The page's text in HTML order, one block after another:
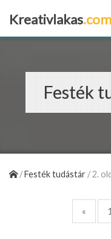
Kreativlakas.com
Festék
/Festék tudástár /2.
« 1